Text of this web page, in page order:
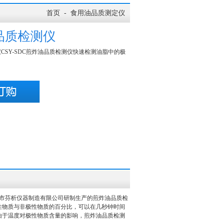
首页 - 食用油品质测定仪
质检测仪
SDC煎炸油品质检测仪快速检测油脂中的极
芬析仪器制造有限公司研制生产的煎炸油品质检
质与非极性物质的百分比，可以在几秒钟时间
温度对极性物质含量的影响，煎炸油品质检测